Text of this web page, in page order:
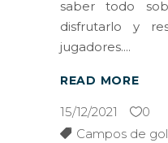
saber todo
disfrutarlo y
jugadores.
READ MORE
15/12/2021
0
Campos de